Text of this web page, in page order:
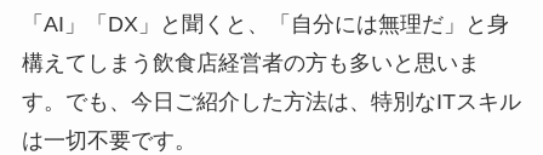
「AI」「DX」と聞くと、「自分には無理だ」と身
構えてしまう飲食店経営者の方も多いと思いま
す。でも、今日ご紹介した方法は、特別なITスキル
は一切不要です。